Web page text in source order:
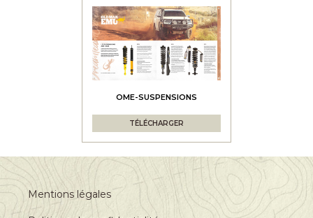
OME-SUSPENSIONS
TÉLÉCHARGER
Mentions légales